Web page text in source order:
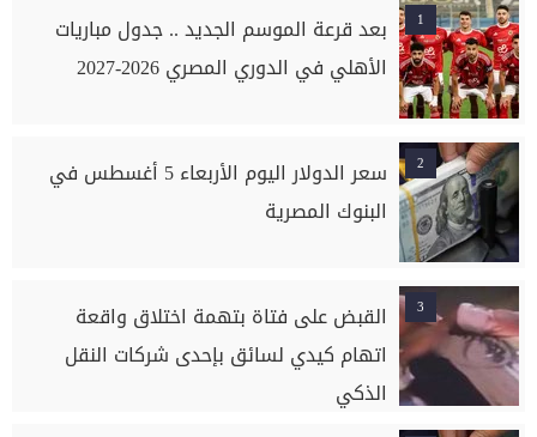
1
بعد قرعة الموسم الجديد .. جدول مباريات
الأهلي في الدوري المصري 2026-2027
2
سعر الدولار اليوم الأربعاء 5 أغسطس في
البنوك المصرية
3
القبض على فتاة بتهمة اختلاق واقعة
اتهام كيدي لسائق بإحدى شركات النقل
الذكي